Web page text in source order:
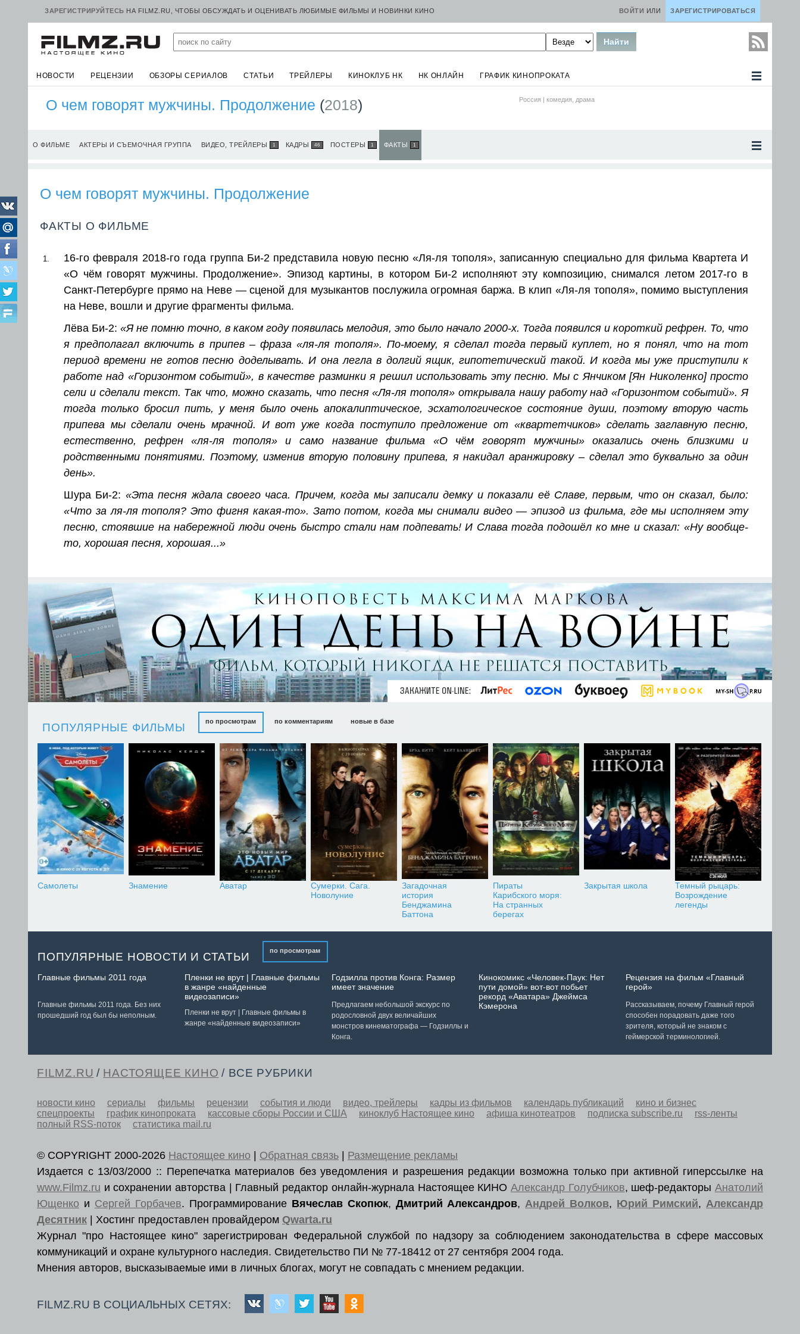
ЗАРЕГИСТРИРУЙТЕСЬ НА FILMZ.RU, ЧТОБЫ ОБСУЖДАТЬ И ОЦЕНИВАТЬ ЛЮБИМЫЕ ФИЛЬМЫ И НОВИНКИ КИНО ЗАРЕГИСТРИРОВАТЬСЯ
ВОЙТИ ИЛИ
НОВОСТИ РЕЦЕНЗИИ ОБЗОРЫ СЕРИАЛОВ СТАТЬИ ТРЕЙЛЕРЫ КИНОКЛУБ НК НК ОНЛАЙН ГРАФИК КИНОПРОКАТА
О чем говорят мужчины. Продолжение (2018) Россия | комедия, драма
О ФИЛЬМЕ АКТЕРЫ И СЪЕМОЧНАЯ ГРУППА ВИДЕО, ТРЕЙЛЕРЫ 1 КАДРЫ 46 ПОСТЕРЫ 1 ФАКТЫ 1
О чем говорят мужчины. Продолжение
ФАКТЫ О ФИЛЬМЕ
16-го февраля 2018-го года группа Би-2 представила новую песню «Ля-ля тополя», записанную специально для фильма Квартета И
«О чём говорят мужчины. Продолжение». Эпизод картины, в котором Би-2 исполняют эту композицию, снимался летом 2017-го в
Санкт-Петербурге прямо на Неве — сценой для музыкантов послужила огромная баржа. В клип «Ля-ля тополя», помимо выступления
на Неве, вошли и другие фрагменты фильма.
Лёва Би-2: «Я не помню точно, в каком году появилась мелодия, это было начало 2000-х. Тогда появился и короткий рефрен. То, что
я предполагал включить в припев – фраза «ля-ля тополя». По-моему, я сделал тогда первый куплет, но я понял, что на тот
период времени не готов песню доделывать. И она легла в долгий ящик, гипотетический такой. И когда мы уже приступили к
работе над «Горизонтом событий», в качестве разминки я решил использовать эту песню. Мы с Янчиком [Ян Николенко] просто
сели и сделали текст. Так что, можно сказать, что песня «Ля-ля тополя» открывала нашу работу над «Горизонтом событий». Я
тогда только бросил пить, у меня было очень апокалиптическое, эсхатологическое состояние души, поэтому вторую часть
припева мы сделали очень мрачной. И вот уже когда поступило предложение от «квартетчиков» сделать заглавную песню,
естественно, рефрен «ля-ля тополя» и само название фильма «О чём говорят мужчины» оказались очень близкими и
родственными понятиями. Поэтому, изменив вторую половину припева, я накидал аранжировку – сделал это буквально за один
день».
Шура Би-2: «Эта песня ждала своего часа. Причем, когда мы записали демку и показали её Славе, первым, что он сказал, было:
«Что за ля-ля тополя? Это фигня какая-то». Зато потом, когда мы снимали видео — эпизод из фильма, где мы исполняем эту
песню, стоявшие на набережной люди очень быстро стали нам подпевать! И Слава тогда подошёл ко мне и сказал: «Ну вообще-
то, хорошая песня, хорошая...»
ПОПУЛЯРНЫЕ ФИЛЬМЫ по просмотрам
Самолеты Знамение Аватар
Сумерки. Сага.
Новолуние
Загадочная
история
Бенджамина
Баттона
Пираты
Карибского моря:
На странных
берегах
Закрытая школа
Темный рыцарь:
Возрождение
легенды
по комментариям новые в базе
ПОПУЛЯРНЫЕ НОВОСТИ И СТАТЬИ по просмотрам
Главные фильмы 2011 года
Главные фильмы 2011 года. Без них
прошедший год был бы неполным.
Пленки не врут | Главные фильмы
в жанре «найденные
видеозаписи»
Пленки не врут | Главные фильмы в
жанре «найденные видеозаписи»
Годзилла против Конга: Размер
имеет значение
Предлагаем небольшой экскурс по
родословной двух величайших
монстров кинематографа — Годзиллы и
Конга.
Кинокомикс «Человек-Паук: Нет
пути домой» вот-вот побьет
рекорд «Аватара» Джеймса
Кэмерона
Рецензия на фильм «Главный
герой»
Рассказываем, почему Главный герой
способен порадовать даже того
зрителя, который не знаком с
геймерской терминологией.
FILMZ.RU / НАСТОЯЩЕЕ КИНО / ВСЕ РУБРИКИ
новости кино сериалы фильмы рецензии события и люди видео, трейлеры кадры из фильмов календарь публикаций
кино и бизнес
спецпроекты
график кинопроката кассовые сборы России и США киноклуб Настоящее кино афиша кинотеатров подписка subscribe.ru
rss-ленты
полный RSS-поток
статистика mail.ru
© COPYRIGHT 2000-2026 Настоящее кино Обратная связь
Размещение рекламы
Издается с 13/03/2000 :: Перепечатка материалов без уведомления и разрешения редакции возможна только при активной гиперссылке на
www.Filmz.ru и сохранении авторства | Главный редактор онлайн-журнала Настоящее КИНО Александр Голубчиков, шеф-редакторыАнатолий
Ющенко и Сергей Горбачев. Программирование Вячеслав Скопюк, Дмитрий Александров,Андрей Волков, Юрий Римский,Александр
Десятник | Хостинг предоставлен провайдером Qwarta.ru
Журнал "про Настоящее кино" зарегистрирован Федеральной службой по надзору за соблюдением законодательства в сфере массовых
коммуникаций и охране культурного наследия. Свидетельство ПИ № 77-18412 от 27 сентября 2004 года.
Мнения авторов, высказываемые ими в личных блогах, могут не совпадать с мнением редакции.
FILMZ.RU В СОЦИАЛЬНЫХ СЕТЯХ: